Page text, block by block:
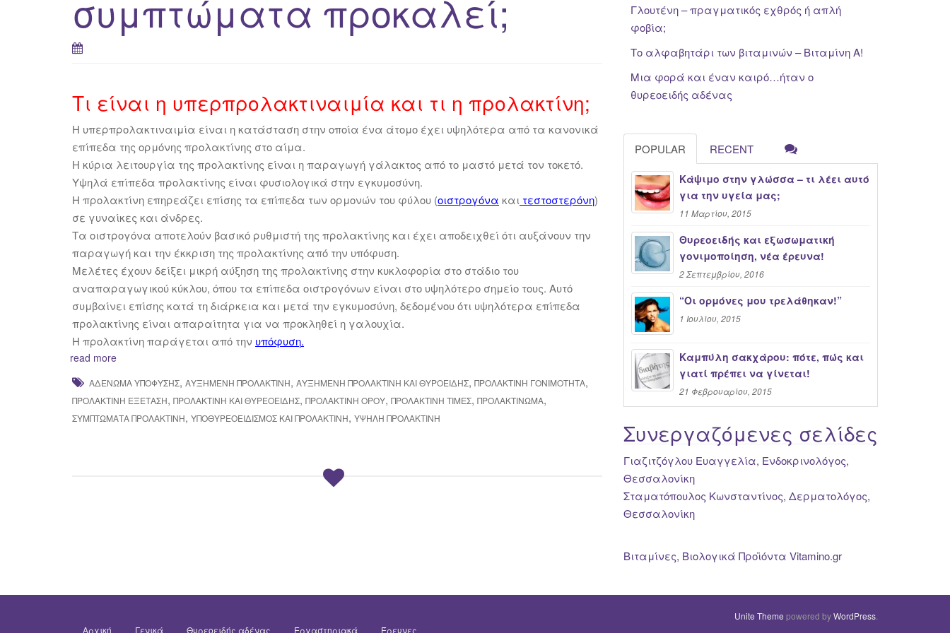
συμπτώματα προκαλεί;
Τι είναι η υπερπρολακτιναιμία και τι η προλακτίνη;
Η υπερπρολακτιναιμία είναι η κατάσταση στην οποία ένα άτομο έχει υψηλότερα από τα κανονικά
επίπεδα της ορμόνης προλακτίνης στο αίμα.
Η κύρια λειτουργία της προλακτίνης είναι η παραγωγή γάλακτος από το μαστό μετά τον τοκετό.
Υψηλά επίπεδα προλακτίνης είναι φυσιολογικά στην εγκυμοσύνη.
Η προλακτίνη επηρεάζει επίσης τα επίπεδα των ορμονών του φύλου (οιστρογόνα και τεστοστερόνη)
σε γυναίκες και άνδρες.
Τα οιστρογόνα αποτελούν βασικό ρυθμιστή της προλακτίνης και έχει αποδειχθεί ότι αυξάνουν την
παραγωγή και την έκκριση της προλακτίνης από την υπόφυση.
Μελέτες έχουν δείξει μικρή αύξηση της προλακτίνης στην κυκλοφορία στο στάδιο του
αναπαραγωγικού κύκλου, όπου τα επίπεδα οιστρογόνων είναι στο υψηλότερο σημείο τους. Αυτό
συμβαίνει επίσης κατά τη διάρκεια και μετά την εγκυμοσύνη, δεδομένου ότι υψηλότερα επίπεδα
προλακτίνης είναι απαραίτητα για να προκληθεί η γαλουχία.
Η προλακτίνη παράγεται από την υπόφυση.
read more
ΑΔΈΝΩΜΑ ΥΠΌΦΥΣΗΣ, ΑΥΞΗΜΈΝΗ ΠΡΟΛΑΚΤΊΝΗ, ΑΥΞΗΜΈΝΗ ΠΡΟΛΑΚΤΊΝΗ ΚΑΙ ΘΥΡΟΕΙΔΉΣ, ΠΡΟΛΑΚΤΊΝΗ ΓΟΝΙΜΌΤΗΤΑ,
ΠΡΟΛΑΚΤΊΝΗ ΕΞΈΤΑΣΗ, ΠΡΟΛΑΚΤΊΝΗ ΚΑΙ ΘΥΡΕΟΕΙΔΉΣ, ΠΡΟΛΑΚΤΊΝΗ ΟΡΟΎ, ΠΡΟΛΑΚΤΊΝΗ ΤΙΜΈΣ, ΠΡΟΛΑΚΤΊΝΩΜΑ,
ΣΥΜΠΤΏΜΑΤΑ ΠΡΟΛΑΚΤΊΝΗ, ΥΠΟΘΥΡΕΟΕΙΔΙΣΜΌΣ ΚΑΙ ΠΡΟΛΑΚΤΊΝΗ, ΥΨΗΛΉ ΠΡΟΛΑΚΤΊΝΗ
Γλουτένη – πραγματικός εχθρός ή απλή
φοβία;
Το αλφαβητάρι των βιταμινών – Βιταμίνη Α!
Μια φορά και έναν καιρό…ήταν ο
θυρεοειδής αδένας
POPULAR RECENT
Κάψιμο στην γλώσσα – τι λέει αυτό
για την υγεία μας;
11 Μαρτίου, 2015
Θυρεοειδής και εξωσωματική
γονιμοποίηση, νέα έρευνα!
2 Σεπτεμβρίου, 2016
“Oι ορμόνες μου τρελάθηκαν!”
1 Ιουλίου, 2015
Καμπύλη σακχάρου: πότε, πώς και
γιατί πρέπει να γίνεται!
21 Φεβρουαρίου, 2015
Συνεργαζόμενες σελίδες
Γιαζιτζόγλου Ευαγγελία, Ενδοκρινολόγος,
Θεσσαλονίκη
Σταματόπουλος Κωνσταντίνος, Δερματολόγος,
Θεσσαλονίκη
Βιταμίνες, Βιολογικά Προϊόντα Vitamino.gr
Αρχική Γενικά Θυρεοειδής αδένας Εργαστηριακά Έρευνες
Unite Theme powered byWordPress